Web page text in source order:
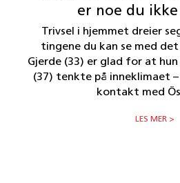
er noe du ikke
Trivsel i hjemmet dreier
tingene du kan se med
Gjerde (33) er glad for at
(37) tenkte på inneklimaet
kontakt med
LES MER >